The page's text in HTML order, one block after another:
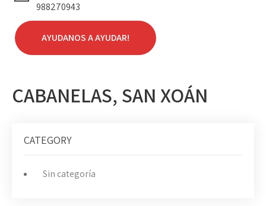
988270943
AYUDANOS A AYUDAR!
CABANELAS, SAN XOÁN
CATEGORY
Sin categoría